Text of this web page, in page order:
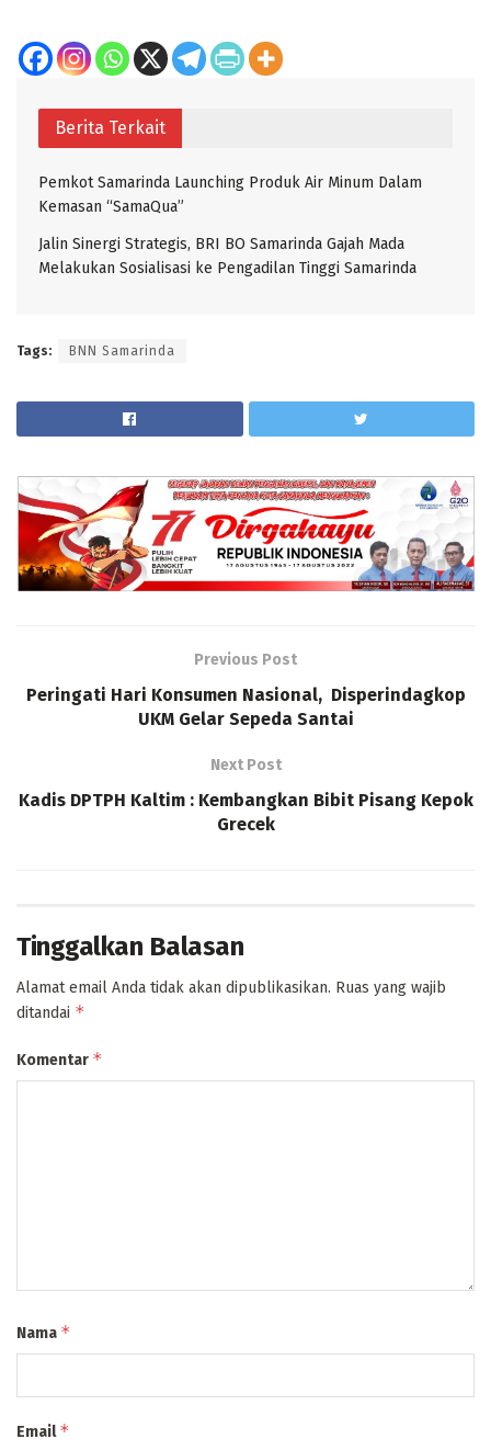
Berita Terkait
Pemkot Samarinda Launching Produk Air Minum Dalam
Kemasan “SamaQua”
Jalin Sinergi Strategis, BRI BO Samarinda Gajah Mada
Melakukan Sosialisasi ke Pengadilan Tinggi Samarinda
Tags: BNN Samarinda
Previous Post
Peringati Hari Konsumen Nasional, Disperindagkop
UKM Gelar Sepeda Santai
Next Post
Kadis DPTPH Kaltim : Kembangkan Bibit Pisang Kepok
Grecek
Tinggalkan Balasan
Alamat email Anda tidak akan dipublikasikan. Ruas yang wajib
ditandai *
Komentar *
Nama *
Email*